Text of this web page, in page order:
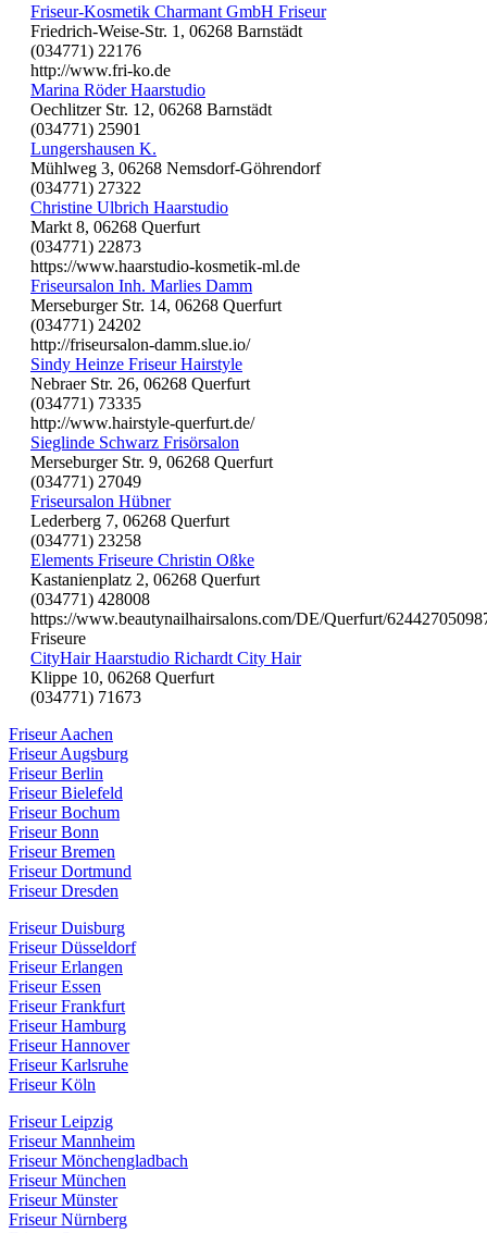
Friseur-Kosmetik Charmant GmbH Friseur
Friedrich-Weise-Str. 1, 06268 Barnstädt
(034771) 22176
http://www.fri-ko.de
Marina Röder Haarstudio
Oechlitzer Str. 12, 06268 Barnstädt
(034771) 25901
Lungershausen K.
Mühlweg 3, 06268 Nemsdorf-Göhrendorf
(034771) 27322
Christine Ulbrich Haarstudio
Markt 8, 06268 Querfurt
(034771) 22873
https://www.haarstudio-kosmetik-ml.de
Friseursalon Inh. Marlies Damm
Merseburger Str. 14, 06268 Querfurt
(034771) 24202
http://friseursalon-damm.slue.io/
Sindy Heinze Friseur Hairstyle
Nebraer Str. 26, 06268 Querfurt
(034771) 73335
http://www.hairstyle-querfurt.de/
Sieglinde Schwarz Frisörsalon
Merseburger Str. 9, 06268 Querfurt
(034771) 27049
Friseursalon Hübner
Lederberg 7, 06268 Querfurt
(034771) 23258
Elements Friseure Christin Oßke
Kastanienplatz 2, 06268 Querfurt
(034771) 428008
https://www.beautynailhairsalons.com/DE/Querfurt/
Friseure
CityHair Haarstudio Richardt City Hair
Klippe 10, 06268 Querfurt
(034771) 71673
Friseur Aachen
Friseur Augsburg
Friseur Berlin
Friseur Bielefeld
Friseur Bochum
Friseur Bonn
Friseur Bremen
Friseur Dortmund
Friseur Dresden
Friseur Duisburg
Friseur Düsseldorf
Friseur Erlangen
Friseur Essen
Friseur Frankfurt
Friseur Hamburg
Friseur Hannover
Friseur Karlsruhe
Friseur Köln
Friseur Leipzig
Friseur Mannheim
Friseur Mönchengladbach
Friseur München
Friseur Münster
Friseur Nürnberg